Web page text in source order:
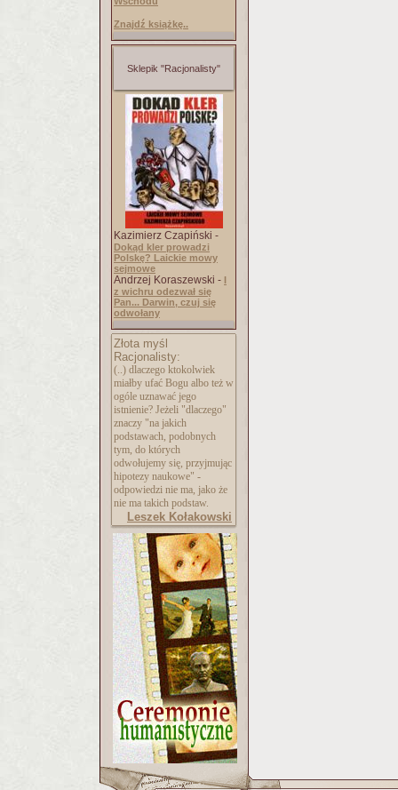
Znajdź książkę..
Sklepik "Racjonalisty"
Kazimierz Czapiński -
Dokąd kler prowadzi
Polskę? Laickie mowy
sejmowe
Andrzej Koraszewski - I
z wichru odezwał się
Pan... Darwin, czuj się
odwołany
Złota myśl
Racjonalisty:
(..) dlaczego ktokolwiek
miałby ufać Bogu albo też w
ogóle uznawać jego
istnienie? Jeżeli "dlaczego"
znaczy "na jakich
podstawach, podobnych
tym, do których
odwołujemy się, przyjmując
hipotezy naukowe" -
odpowiedzi nie ma, jako że
nie ma takich podstaw.
Leszek Kołakowski